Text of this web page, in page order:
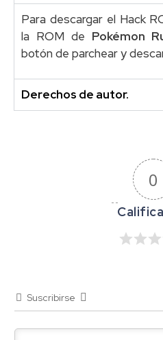
Para descargar el Hack
la ROM de Pokémon
botón de parchear y
Derechos de autor.
0
Suscribirse